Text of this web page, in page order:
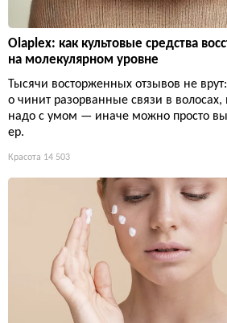
Olaplex: как культовые средства
на молекулярном уровне
Тысячи восторженных отзывов не
о чинит разорванные связи в
надо с умом — иначе можно просто
ер.
Красота 14 503